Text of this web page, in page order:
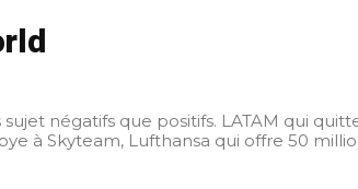
négatifs que positifs. LATAM qui
à Skyteam, Lufthansa qui offre 50